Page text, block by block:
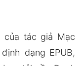
của tác giả Mạc
dạng EPUB,